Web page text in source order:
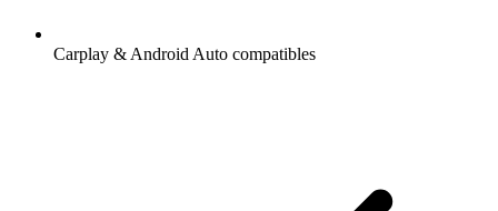
Carplay & Android Auto compatibles